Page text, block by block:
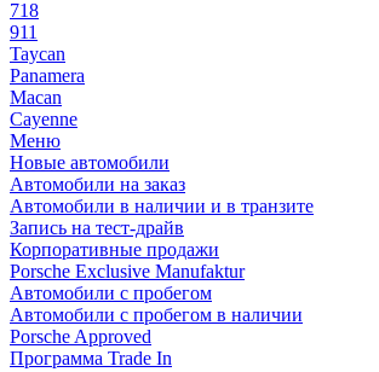
718
911
Taycan
Panamera
Macan
Cayenne
Меню
Новые автомобили
Автомобили на заказ
Автомобили в наличии и в транзите
Запись на тест-драйв
Корпоративные продажи
Porsche Exclusive Manufaktur
Автомобили с пробегом
Автомобили с пробегом в наличии
Porsche Approved
Программа Trade In